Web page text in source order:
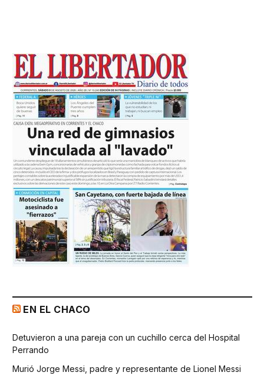
EN EL CHACO
Detuvieron a una pareja con un cuchillo cerca del Hospital
Perrando
Murió Jorge Messi, padre y representante de Lionel Messi